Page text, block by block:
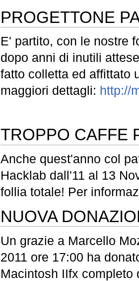
PROGETTONE
E' partito, con le nostre
dopo anni di inutili
fatto colletta ed affittato
maggiori dettagli: http://
TROPPO CAFFE
Anche quest'anno col
Hacklab dall'11 al 13
follia totale! Per
NUOVA
Un grazie a Marcello
2011 ore 17:00 ha
Macintosh IIfx completo